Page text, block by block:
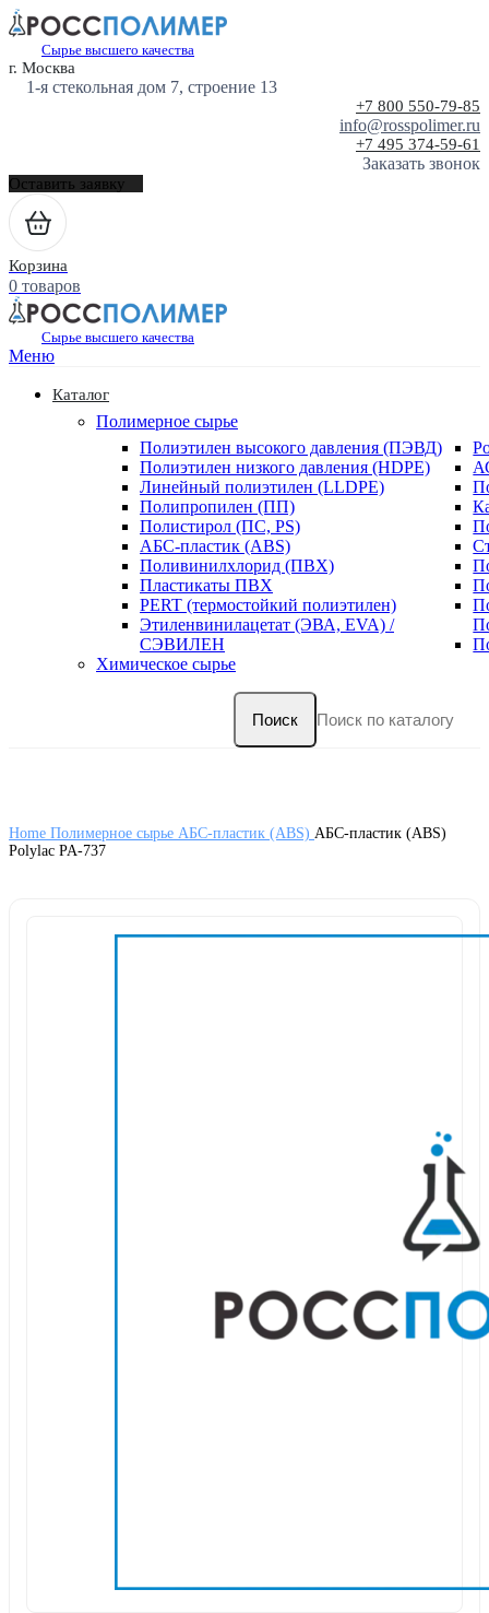
Сырье высшего качества
г. Москва
1-я стекольная дом 7, строение 13
+7 800 550-79-85
info@rosspolimer.ru
+7 495 374-59-61
Заказать звонок
Оставить заявку
Корзина
0 товаров
Сырье высшего качества
Меню
Каталог
Полимерное сырье
Полиэтилен высокого давления (ПЭВД)
Полиэтилен низкого давления (HDPE)
Линейный полиэтилен (LLDPE)
Полипропилен (ПП)
Полистирол (ПС, PS)
АБС-пластик (ABS)
Поливинилхлорид (ПВХ)
Пластикаты ПВХ
PERT (термостойкий полиэтилен)
Этиленвинилацетат (ЭВА, EVA) /
СЭВИЛЕН
Химическое сырье
Поиск
Home Полимерное сырье АБС-пластик (ABS) АБС-пластик (ABS)
Polylac PA-737